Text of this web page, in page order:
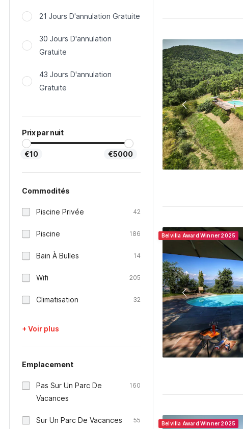
21 Jours D'annulation Gratuite
30 Jours D'annulation
Gratuite
43 Jours D'annulation
Gratuite
Prix par nuit
€10 €5000
Commodités
Piscine Privée 42
Piscine 186
Bain À Bulles 14
Wifi 205
Climatisation 32
+ Voir plus
Emplacement
Pas Sur Un Parc De
Vacances
160
Sur Un Parc De Vacances 55
Belvilla Award Winner 2025
Belvilla Award Winner 2025